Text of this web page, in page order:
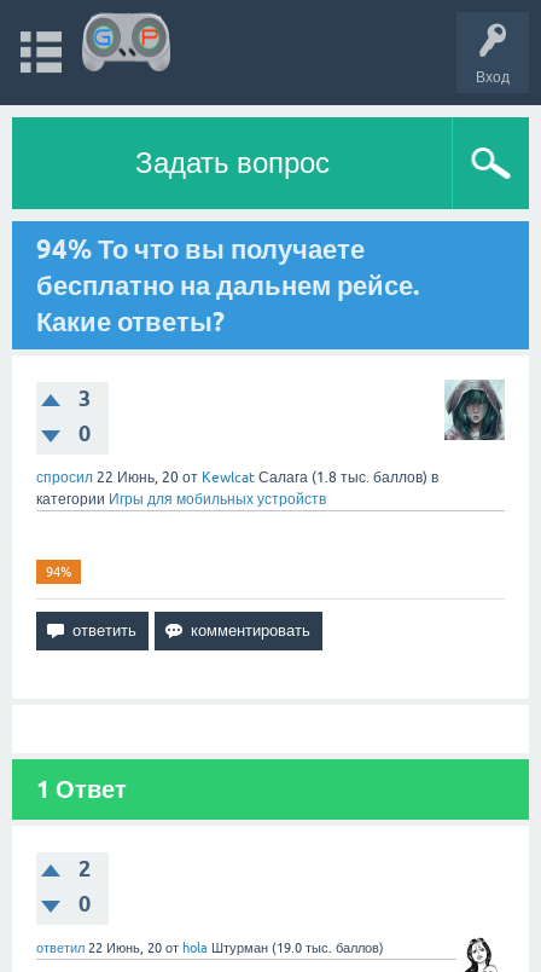
Вход
Задать вопрос
94% То что вы получаете
бесплатно на дальнем рейсе.
Какие ответы?
3
0
спросил 22 Июнь, 20 от Kewlcat Салага (1.8 тыс. баллов) в
категории Игры для мобильных устройств
94%
1 Ответ
2
0
ответил 22 Июнь, 20 от hola Штурман (19.0 тыс. баллов)